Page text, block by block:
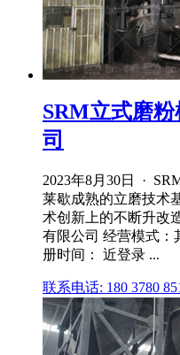
SRM立式磨
司
2023年8月30日 ·
莱歇成熟的立磨技术
术创新上的不断升改
有限公司 经营模式：
册时间： 近登录 ...
联系电话: 180 3780